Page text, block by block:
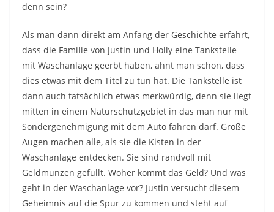
denn sein?
Als man dann direkt am Anfang der Geschichte erfährt,
dass die Familie von Justin und Holly eine Tankstelle
mit Waschanlage geerbt haben, ahnt man schon, dass
dies etwas mit dem Titel zu tun hat. Die Tankstelle ist
dann auch tatsächlich etwas merkwürdig, denn sie liegt
mitten in einem Naturschutzgebiet in das man nur mit
Sondergenehmigung mit dem Auto fahren darf. Große
Augen machen alle, als sie die Kisten in der
Waschanlage entdecken. Sie sind randvoll mit
Geldmünzen gefüllt. Woher kommt das Geld? Und was
geht in der Waschanlage vor? Justin versucht diesem
Geheimnis auf die Spur zu kommen und steht auf